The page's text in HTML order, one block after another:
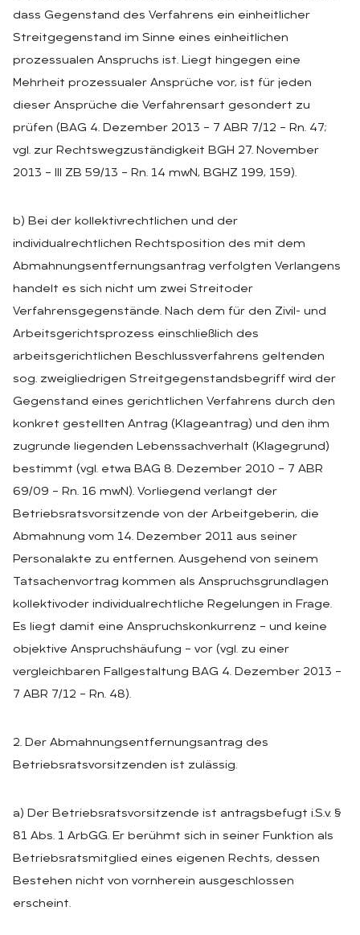
dass Gegenstand des Verfahrens ein einheitlicher
Streitgegenstand im Sinne eines einheitlichen
prozessualen Anspruchs ist. Liegt hingegen eine
Mehrheit prozessualer Ansprüche vor, ist für jeden
dieser Ansprüche die Verfahrensart gesondert zu
prüfen (BAG 4. Dezember 2013 – 7 ABR 7/12 – Rn. 47;
vgl. zur Rechtswegzuständigkeit BGH 27. November
2013 – III ZB 59/13 – Rn. 14 mwN, BGHZ 199, 159).
b) Bei der kollektivrechtlichen und der
individualrechtlichen Rechtsposition des mit dem
Abmahnungsentfernungsantrag verfolgten Verlangens
handelt es sich nicht um zwei Streitoder
Verfahrensgegenstände. Nach dem für den Zivil- und
Arbeitsgerichtsprozess einschließlich des
arbeitsgerichtlichen Beschlussverfahrens geltenden
sog. zweigliedrigen Streitgegenstandsbegriff wird der
Gegenstand eines gerichtlichen Verfahrens durch den
konkret gestellten Antrag (Klageantrag) und den ihm
zugrunde liegenden Lebenssachverhalt (Klagegrund)
bestimmt (vgl. etwa BAG 8. Dezember 2010 – 7 ABR
69/09 – Rn. 16 mwN). Vorliegend verlangt der
Betriebsratsvorsitzende von der Arbeitgeberin, die
Abmahnung vom 14. Dezember 2011 aus seiner
Personalakte zu entfernen. Ausgehend von seinem
Tatsachenvortrag kommen als Anspruchsgrundlagen
kollektivoder individualrechtliche Regelungen in Frage.
Es liegt damit eine Anspruchskonkurrenz – und keine
objektive Anspruchshäufung – vor (vgl. zu einer
vergleichbaren Fallgestaltung BAG 4. Dezember 2013 –
7 ABR 7/12 – Rn. 48).
2. Der Abmahnungsentfernungsantrag des
Betriebsratsvorsitzenden ist zulässig.
a) Der Betriebsratsvorsitzende ist antragsbefugt i.S.v. §
81 Abs. 1 ArbGG. Er berühmt sich in seiner Funktion als
Betriebsratsmitglied eines eigenen Rechts, dessen
Bestehen nicht von vornherein ausgeschlossen
erscheint.